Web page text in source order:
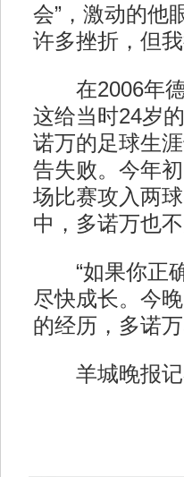
会”，激动的他
许多挫折，但
在2006年德
这给当时24岁
诺万的足球生
告失败。今年
场比赛攻入两
中，多诺万也
“如果你正确
尽快成长。今
的经历，多诺万
羊城晚报记